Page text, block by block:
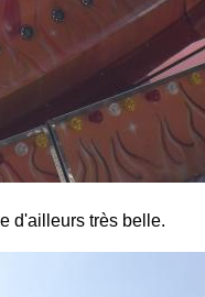
d'ailleurs très belle.